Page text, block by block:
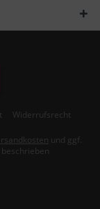
Widerrufsrecht
und ggf.